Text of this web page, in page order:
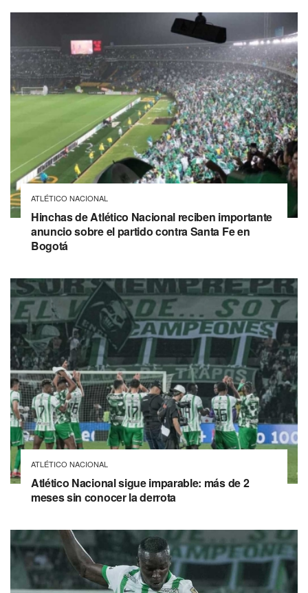
ATLÉTICO NACIONAL
Hinchas de Atlético Nacional reciben importante
anuncio sobre el partido contra Santa Fe en
Bogotá
ATLÉTICO NACIONAL
Atlético Nacional sigue imparable: más de 2
meses sin conocer la derrota